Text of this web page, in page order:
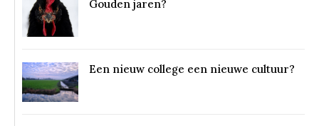
Gouden jaren?
Een nieuw college een nieuwe cultuur?